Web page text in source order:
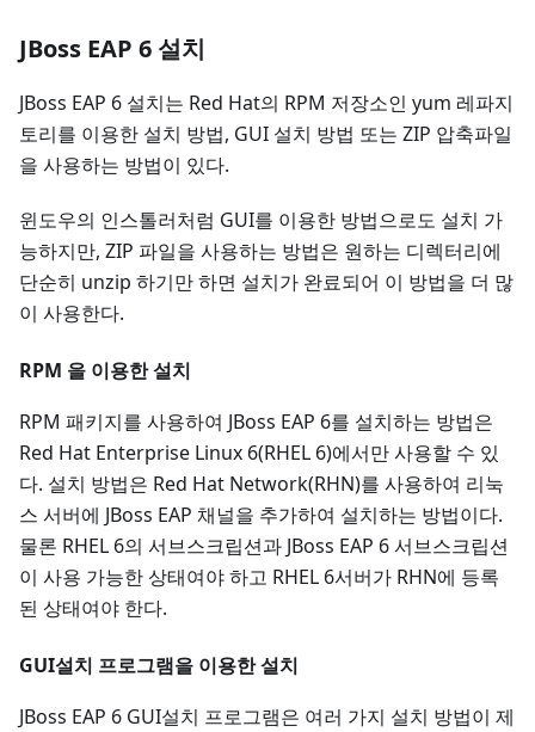
JBoss EAP 6 설치
JBoss EAP 6 설치는 Red Hat의 RPM 저장소인 yum 레파지
토리를 이용한 설치 방법, GUI 설치 방법 또는 ZIP 압축파일
을 사용하는 방법이 있다.
윈도우의 인스톨러처럼 GUI를 이용한 방법으로도 설치 가
능하지만, ZIP 파일을 사용하는 방법은 원하는 디렉터리에
단순히 unzip 하기만 하면 설치가 완료되어 이 방법을 더 많
이 사용한다.
RPM 을 이용한 설치
RPM 패키지를 사용하여 JBoss EAP 6를 설치하는 방법은
Red Hat Enterprise Linux 6(RHEL 6)에서만 사용할 수 있
다. 설치 방법은 Red Hat Network(RHN)를 사용하여 리눅
스 서버에 JBoss EAP 채널을 추가하여 설치하는 방법이다.
물론 RHEL 6의 서브스크립션과 JBoss EAP 6 서브스크립션
이 사용 가능한 상태여야 하고 RHEL 6서버가 RHN에 등록
된 상태여야 한다.
GUI설치 프로그램을 이용한 설치
JBoss EAP 6 GUI설치 프로그램은 여러 가지 설치 방법이 제